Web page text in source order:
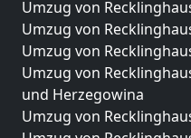
Umzug von
Umzug von
Umzug von
Umzug von
und Herzegowina
Umzug von